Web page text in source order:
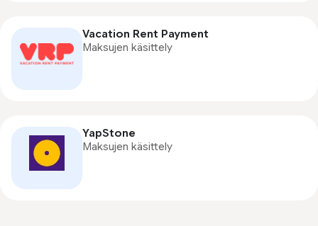
Vacation Rent Payment
Maksujen käsittely
YapStone
Maksujen käsittely